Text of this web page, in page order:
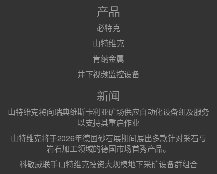
产品
必特克
山特维克
肯纳金属
井下视频监控设备
新闻
山特维克将向瑞典维斯卡利亚矿场供应自动化设备组及服务
以支持其重启作业
山特维克将于2026年德国砂石展期间展出多款针对采石与
岩石加工领域的德国市场首秀产品。
科敏威联手山特维克投资大规模地下采矿设备群组合